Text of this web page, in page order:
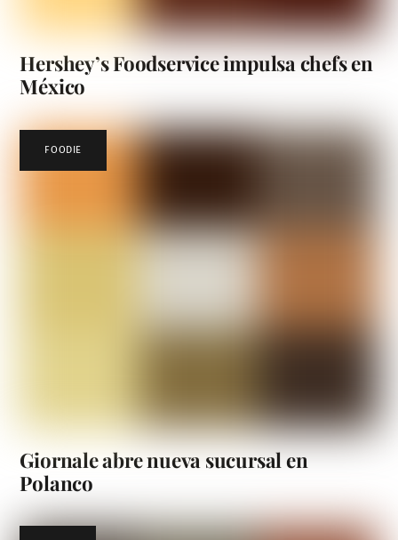
Hershey’s Foodservice impulsa chefs en
México
FOODIE
Giornale abre nueva sucursal en
Polanco